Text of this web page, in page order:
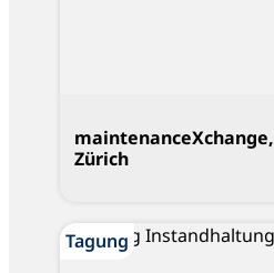
maintenanceXchange,
Zürich
Blog
Tagung